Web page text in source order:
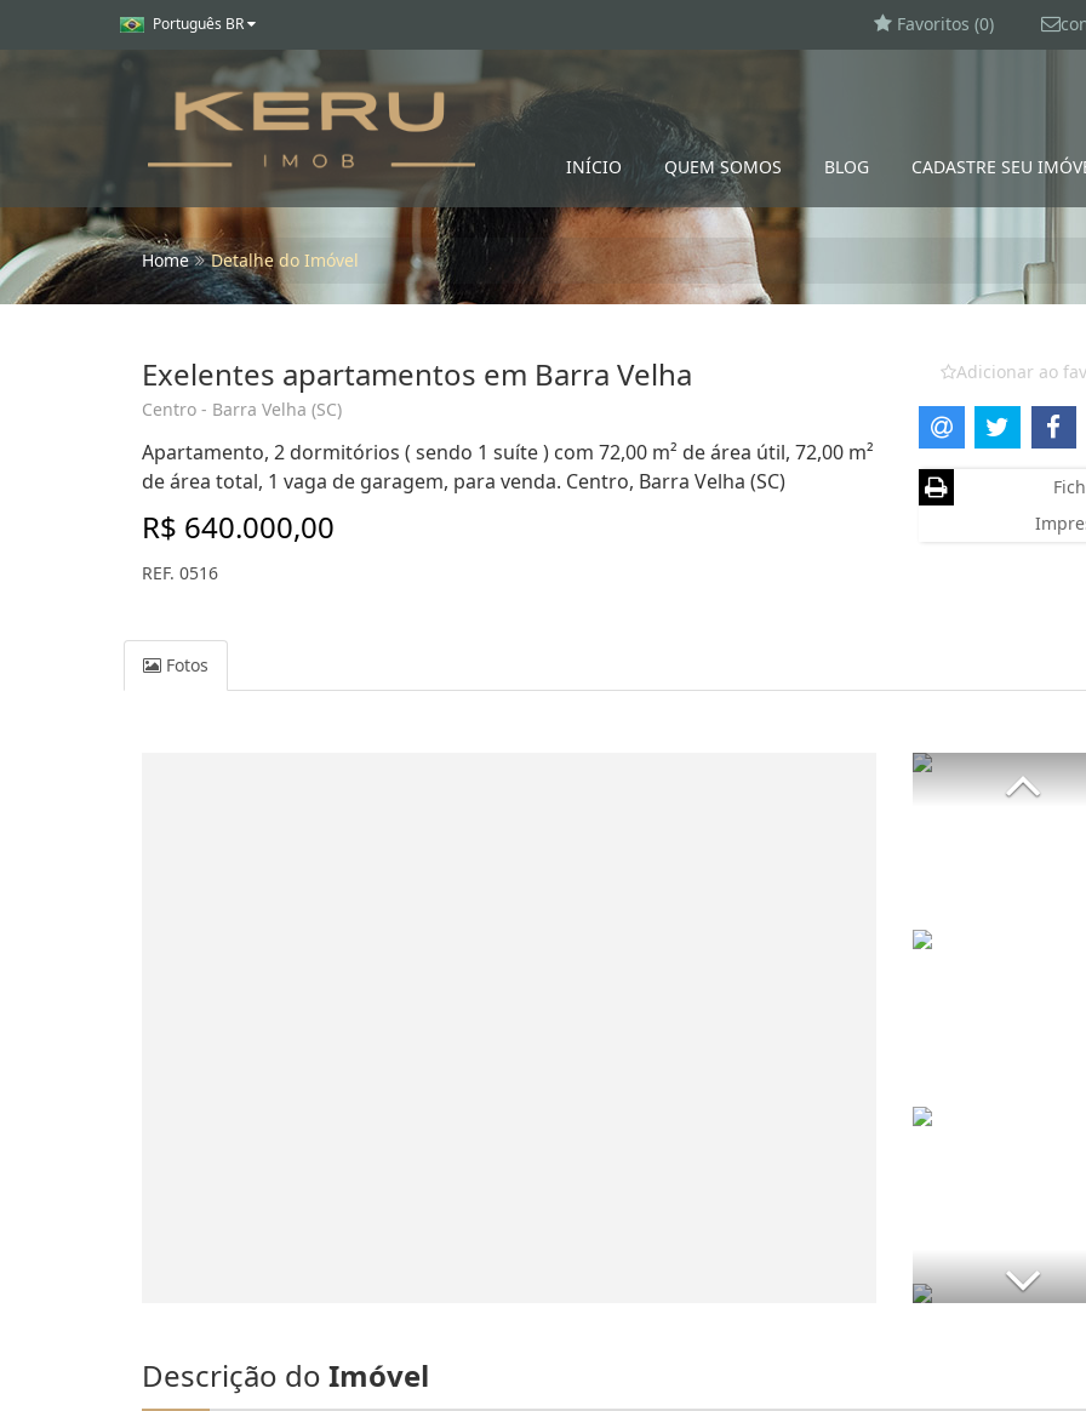
Português BR Favoritos (0)
INÍCIO QUEM SOMOS BLOG CADASTRE SEU
Home Detalhe do Imóvel
Exelentes apartamentos em Barra Velha
Centro - Barra Velha (SC)
Apartamento, 2 dormitórios ( sendo 1 suíte ) com 72,00 m² de área útil, 72,00 m²
de área total, 1 vaga de garagem, para venda. Centro, Barra Velha (SC)
R$ 640.000,00
REF. 0516
Adicionar ao
Fotos
Descrição do Imóvel